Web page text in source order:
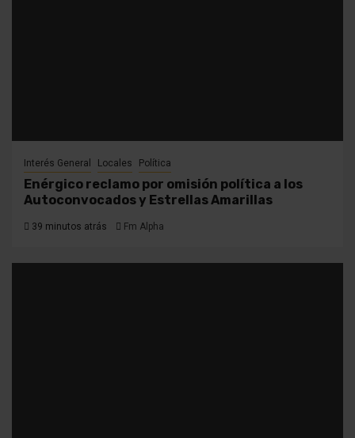
Interés General Locales Política
Enérgico reclamo por omisión política a los
Autoconvocados y Estrellas Amarillas
39 minutos atrás Fm Alpha